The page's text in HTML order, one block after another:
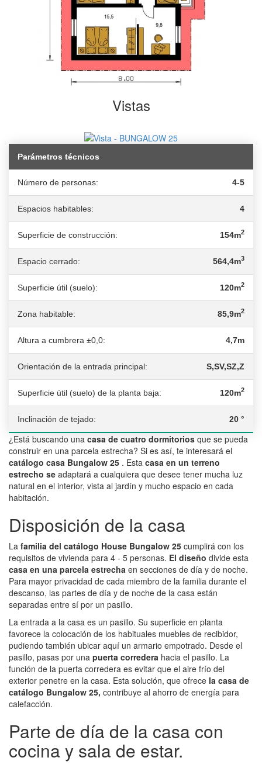
Vistas
Parámetros técnicos
Número de personas: 4-5
Espacios habitables: 4
Superficie de construcción: 154m2
Espacio cerrado: 564,4m3
Superficie útil (suelo): 120m2
Zona habitable: 85,9m2
Altura a cumbrera ±0,0: 4,7m
Orientación de la entrada principal: S,SV,SZ,Z
Superficie útil (suelo) de la planta baja: 120m2
Inclinación de tejado: 20 °
¿Está buscando una casa de cuatro dormitorios que se pueda
construir en una parcela estrecha? Si es así, te interesará el
catálogo casa Bungalow 25 . Esta casa en un terreno
estrecho se adaptará a cualquiera que desee tener mucha luz
natural en el interior, vista al jardín y mucho espacio en cada
habitación.
Disposición de la casa
La familia del catálogo House Bungalow 25 cumplirá con los
requisitos de vivienda para 4 - 5 personas. El diseño divide esta
casa en una parcela estrecha en secciones de día y de noche.
Para mayor privacidad de cada miembro de la familia durante el
descanso, las partes de día y de noche de la casa están
separadas entre sí por un pasillo.
La entrada a la casa es un pasillo. Su superficie en planta
favorece la colocación de los habituales muebles de recibidor,
pudiendo también ubicar aquí un armario empotrado. Desde el
pasillo, pasas por una puerta corredera hacia el pasillo. La
función de la puerta corredera es evitar que el aire frío del
exterior penetre en la casa. Esta solución, que ofrece la casa de
catálogo Bungalow 25, contribuye al ahorro de energía para
calefacción.
Parte de día de la casa con
cocina y sala de estar.